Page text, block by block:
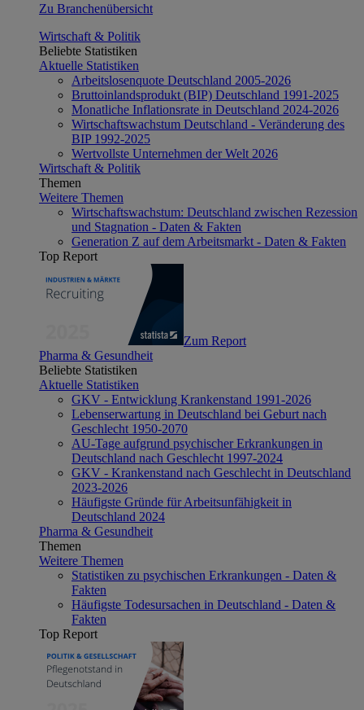
Zu Branchenübersicht
Wirtschaft & Politik
Beliebte Statistiken
Aktuelle Statistiken
Arbeitslosenquote Deutschland 2005-2026
Bruttoinlandsprodukt (BIP) Deutschland 1991-2025
Monatliche Inflationsrate in Deutschland 2024-2026
Wirtschaftswachstum Deutschland - Veränderung des
BIP 1992-2025
Wertvollste Unternehmen der Welt 2026
Wirtschaft & Politik
Themen
Weitere Themen
Wirtschaftswachstum: Deutschland zwischen Rezession
und Stagnation - Daten & Fakten
Generation Z auf dem Arbeitsmarkt - Daten & Fakten
Top Report
Zum Report
Pharma & Gesundheit
Beliebte Statistiken
Aktuelle Statistiken
GKV - Entwicklung Krankenstand 1991-2026
Lebenserwartung in Deutschland bei Geburt nach
Geschlecht 1950-2070
AU-Tage aufgrund psychischer Erkrankungen in
Deutschland nach Geschlecht 1997-2024
GKV - Krankenstand nach Geschlecht in Deutschland
2023-2026
Häufigste Gründe für Arbeitsunfähigkeit in
Deutschland 2024
Pharma & Gesundheit
Themen
Weitere Themen
Statistiken zu psychischen Erkrankungen - Daten &
Fakten
Häufigste Todesursachen in Deutschland - Daten &
Fakten
Top Report